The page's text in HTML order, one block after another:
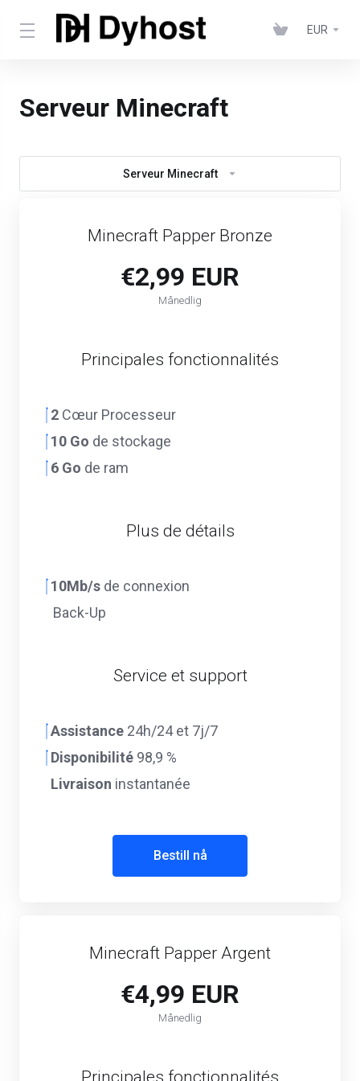
EUR
Serveur Minecraft
Serveur Minecraft
Minecraft Papper Bronze
€2,99 EUR
Månedlig
Principales fonctionnalités
2 Cœur Processeur
10 Go de stockage
6 Go de ram
Plus de détails
10Mb/s de connexion
Back-Up
Service et support
Assistance 24h/24 et 7j/7
Disponibilité 98,9 %
Livraison instantanée
Bestill nå
Minecraft Papper Argent
€4,99 EUR
Månedlig
Principales fonctionnalités